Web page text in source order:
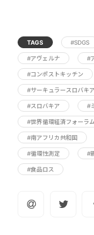
TAGS #SDGS
#アヴェルナ #
#コンポストキッチン
#サーキュラースロバキア
#スロバキア #
#世界循環経済フォーラ
#南アフリカ共和国
#循環性測定 #
#食品ロス